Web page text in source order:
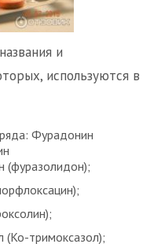
и
используются в
Фурадонин
(фуразолидон);
(Ко-тримоксазол);